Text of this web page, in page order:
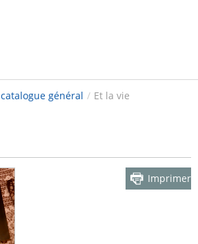
catalogue général / Et la vie
Imprimer